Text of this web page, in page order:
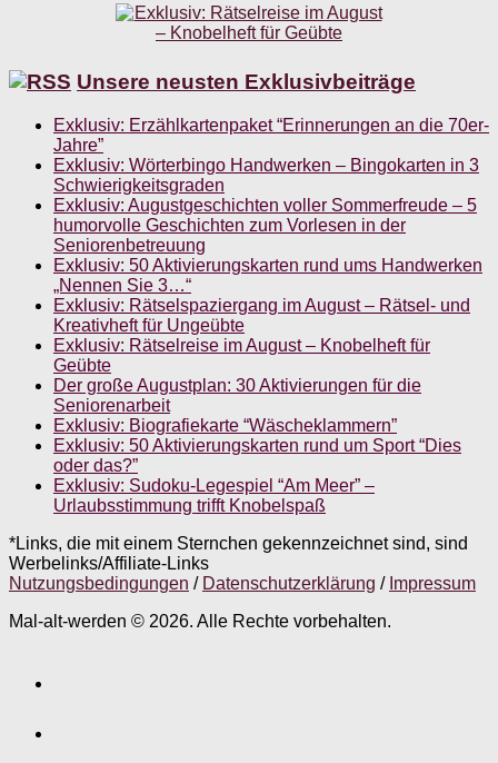
Unsere neusten Exklusivbeiträge
Exklusiv: Erzählkartenpaket “Erinnerungen an die 70er-
Jahre”
Exklusiv: Wörterbingo Handwerken – Bingokarten in 3
Schwierigkeitsgraden
Exklusiv: Augustgeschichten voller Sommerfreude – 5
humorvolle Geschichten zum Vorlesen in der
Seniorenbetreuung
Exklusiv: 50 Aktivierungskarten rund ums Handwerken
„Nennen Sie 3…“
Exklusiv: Rätselspaziergang im August – Rätsel- und
Kreativheft für Ungeübte
Exklusiv: Rätselreise im August – Knobelheft für
Geübte
Der große Augustplan: 30 Aktivierungen für die
Seniorenarbeit
Exklusiv: Biografiekarte “Wäscheklammern”
Exklusiv: 50 Aktivierungskarten rund um Sport “Dies
oder das?”
Exklusiv: Sudoku-Legespiel “Am Meer” –
Urlaubsstimmung trifft Knobelspaß
*Links, die mit einem Sternchen gekennzeichnet sind, sind
Werbelinks/Affiliate-Links
Nutzungsbedingungen / Datenschutzerklärung / Impressum
Mal-alt-werden © 2026. Alle Rechte vorbehalten.